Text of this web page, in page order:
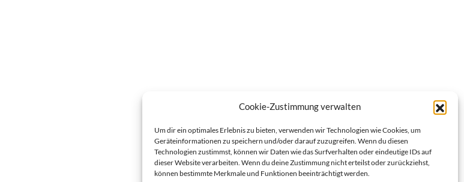
Cookie-Zustimmung verwalten
Um dir ein optimales Erlebnis zu bieten, verwenden wir Technologien wie Cookies, um
Geräteinformationen zu speichern und/oder darauf zuzugreifen. Wenn du diesen
Technologien zustimmst, können wir Daten wie das Surfverhalten oder eindeutige IDs auf
dieser Website verarbeiten. Wenn du deine Zustimmung nicht erteilst oder zurückziehst,
können bestimmte Merkmale und Funktionen beeinträchtigt werden.